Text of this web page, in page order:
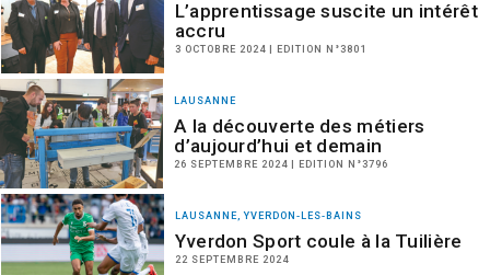
L’apprentissage suscite un intérêt
accru
3 OCTOBRE 2024 | EDITION N°3801
LAUSANNE
A la découverte des métiers
d’aujourd’hui et demain
26 SEPTEMBRE 2024 | EDITION N°3796
LAUSANNE, YVERDON-LES-BAINS
Yverdon Sport coule à la Tuilière
22 SEPTEMBRE 2024